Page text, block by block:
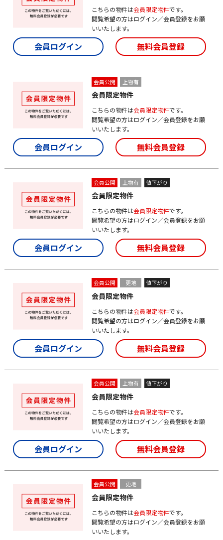
こちらの物件は会員限定物件です。
閲覧希望の方はログイン／会員登録をお願
いいたします。
会員ログイン 無料会員登録
会員公開 上物有
会員限定物件
こちらの物件は会員限定物件です。
閲覧希望の方はログイン／会員登録をお願
いいたします。
会員ログイン 無料会員登録
会員公開 上物有 値下がり
会員限定物件
こちらの物件は会員限定物件です。
閲覧希望の方はログイン／会員登録をお願
いいたします。
会員ログイン 無料会員登録
会員公開 更地 値下がり
会員限定物件
こちらの物件は会員限定物件です。
閲覧希望の方はログイン／会員登録をお願
いいたします。
会員ログイン 無料会員登録
会員公開 上物有 値下がり
会員限定物件
こちらの物件は会員限定物件です。
閲覧希望の方はログイン／会員登録をお願
いいたします。
会員ログイン 無料会員登録
会員公開 更地
会員限定物件
こちらの物件は会員限定物件です。
閲覧希望の方はログイン／会員登録をお願
いいたします。